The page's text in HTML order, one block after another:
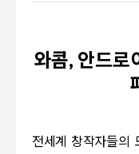
와콤, 안드로
전세계 창작자들의